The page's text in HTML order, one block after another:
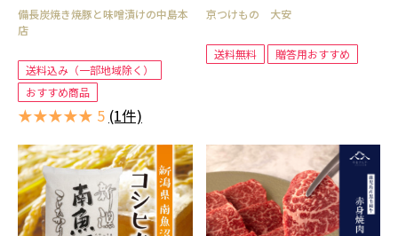
備長炭焼き焼豚と味噌漬けの中島本
店
送料込み（一部地域除く）
おすすめ商品
★★★★★ 5 (1件)
京つけもの 大安
送料無料 贈答用おすすめ